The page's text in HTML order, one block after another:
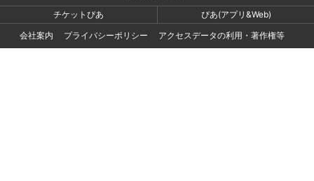
チケットぴあ
ぴあ(アプリ&Web)
会社案内
プライバシーポリシー
アクセスデータの利用・著作権等
外部送信ポリシー